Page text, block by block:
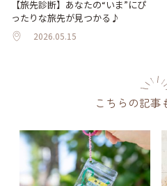
【旅先診断】あなたの“いま”にぴ
ったりな旅先が見つかる♪
2026.05.15
こちらの記事